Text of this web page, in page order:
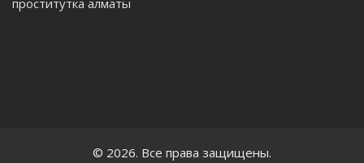
© 2026. Все права защищены.